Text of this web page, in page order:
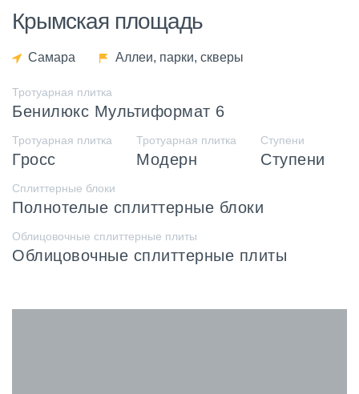
Крымская площадь
Самара Аллеи, парки, скверы
Тротуарная плитка
Бенилюкс Мультиформат 6
Тротуарная плитка
Гросс
Тротуарная плитка
Модерн
Ступени
Ступени
Сплиттерные блоки
Полнотелые сплиттерные блоки
Облицовочные сплиттерные плиты
Облицовочные сплиттерные плиты